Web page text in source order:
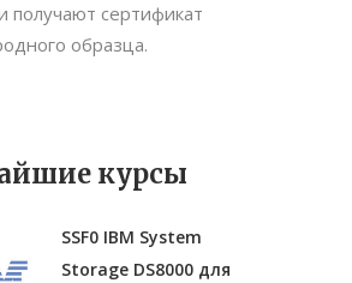
получают сертификат
образца.
курсы
SSF0 IBM System
Storage DS8000 для